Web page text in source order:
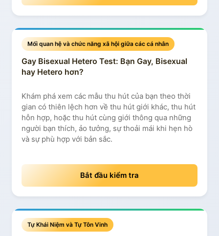
Mối quan hệ và chức năng xã hội giữa các cá nhân
Gay Bisexual Hetero Test: Bạn Gay, Bisexual
hay Hetero hơn?
Khám phá xem các mẫu thu hút của bạn theo thời
gian có thiên lệch hơn về thu hút giới khác, thu hút
hỗn hợp, hoặc thu hút cùng giới thông qua những
người bạn thích, ảo tưởng, sự thoải mái khi hẹn hò
và sự phù hợp với bản sắc.
Bắt đầu kiểm tra
Tự Khái Niệm và Tự Tôn Vinh